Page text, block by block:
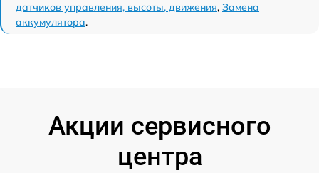
датчиков управления, высоты, движения, Замена
аккумулятора.
Акции сервисного
центра